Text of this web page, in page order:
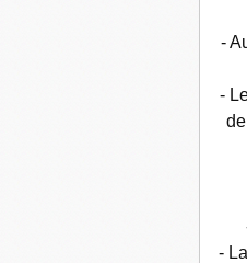
-
-
-